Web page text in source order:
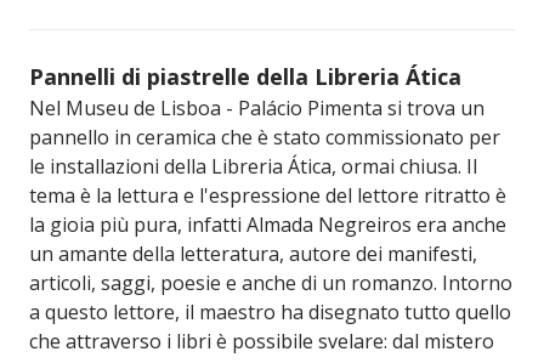
Pannelli di piastrelle della Libreria Ática
Nel Museu de Lisboa - Palácio Pimenta si trova un
pannello in ceramica che è stato commissionato per
le installazioni della Libreria Ática, ormai chiusa. Il
tema è la lettura e l'espressione del lettore ritratto è
la gioia più pura, infatti Almada Negreiros era anche
un amante della letteratura, autore dei manifesti,
articoli, saggi, poesie e anche di un romanzo. Intorno
a questo lettore, il maestro ha disegnato tutto quello
che attraverso i libri è possibile svelare: dal mistero